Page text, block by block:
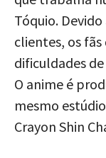
Tóquio.
clientes, os
dificuldades
O anime é
mesmo
Crayon Shin